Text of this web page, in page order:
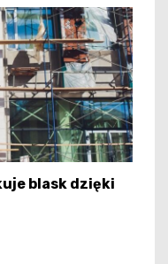
blask dzięki